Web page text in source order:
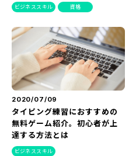
広告掲載に関するお問い合わせ
『SUNGROVE』について
利用規約
広告掲載に関する規約
特定商取引法に基づく表記
プライバシーポリシー
運営会社
ビジネススキル 資格
2020/07/09
タイピング練習におすすめの
無料ゲーム紹介。初心者が上
達する方法とは
ビジネススキル